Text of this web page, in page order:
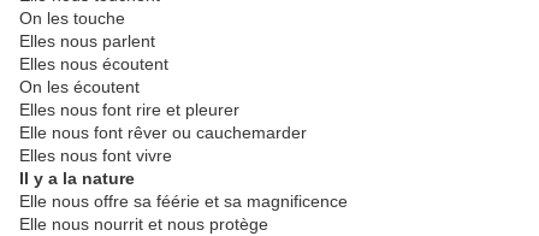
On les touche
Elles nous parlent
Elles nous écoutent
On les écoutent
Elles nous font rire et pleurer
Elle nous font rêver ou cauchemarder
Elles nous font vivre
Il y a la nature
Elle nous offre sa féérie et sa magnificence
Elle nous nourrit et nous protège